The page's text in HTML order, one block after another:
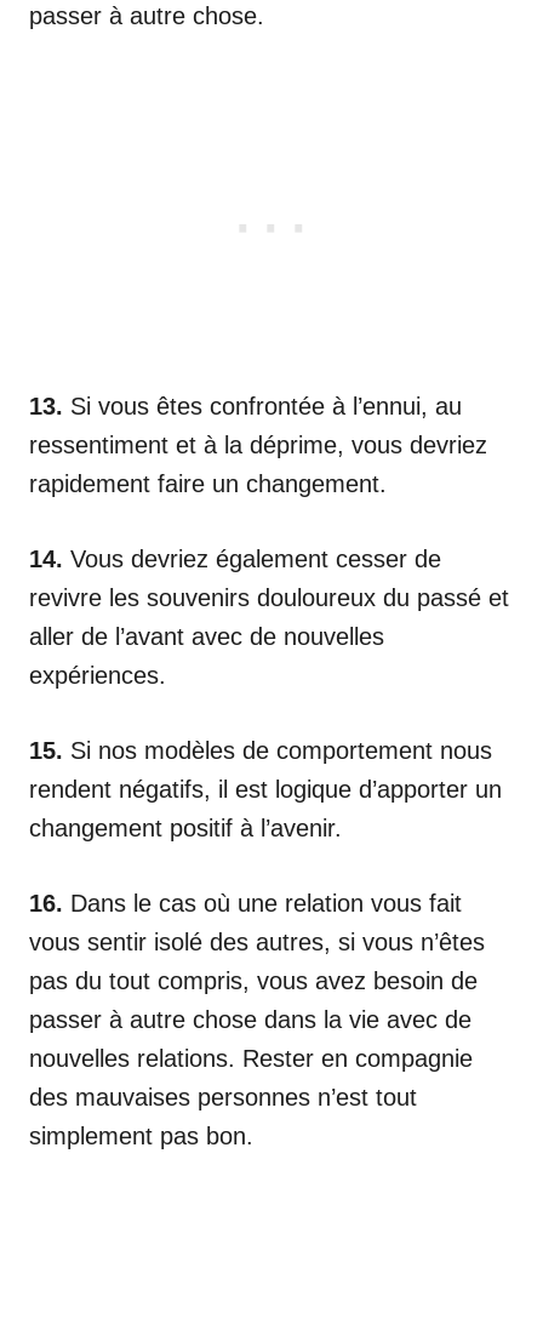
passer à autre chose.
13. Si vous êtes confrontée à l’ennui, au
ressentiment et à la déprime, vous devriez
rapidement faire un changement.
14. Vous devriez également cesser de
revivre les souvenirs douloureux du passé et
aller de l’avant avec de nouvelles
expériences.
15. Si nos modèles de comportement nous
rendent négatifs, il est logique d’apporter un
changement positif à l’avenir.
16. Dans le cas où une relation vous fait
vous sentir isolé des autres, si vous n’êtes
pas du tout compris, vous avez besoin de
passer à autre chose dans la vie avec de
nouvelles relations. Rester en compagnie
des mauvaises personnes n’est tout
simplement pas bon.